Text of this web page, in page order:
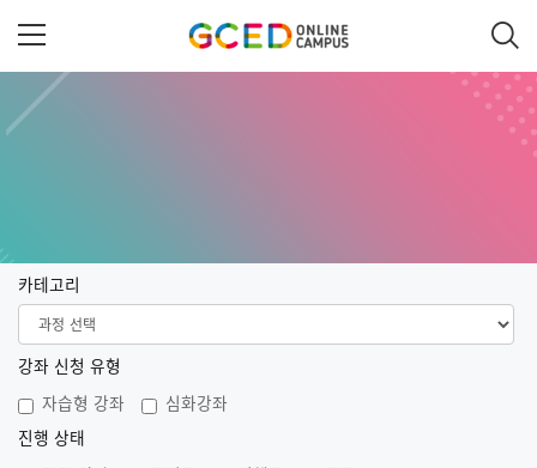
텐
건
카테고리
강좌 신청 유형
자습형 강좌 심화강좌
진행 상태